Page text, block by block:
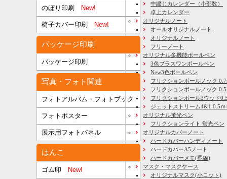
のぼり印刷 New!
椅子カバー印刷 New!
パッケージ印刷
パッケージ印刷
写真・フォト関連
フォトアルバム・フォトブック
フォトポスター
展示用フォトパネル
はんこ
ゴム印 New!
中綴じカレンダー（小部数）
卓上カレンダー
オリジナルノート
オールオリジナルノート
オリジナルノート
フリーノート
オリジナル多機能ボールペン
3色プラスワンボールペン
New3色ボールペン
フリクションボールノック
フリクションボールノック
フリクションボール3ウッド
ジェットストリーム4&1 0.5ｍ
オリジナル蛍光ペン
フリクションライト 蛍光ペン
オリジナルカバーノート
ハードカバーハンディノート
ハードカバーA5ノート
ハードカバーメモ(罫線)
マスク・マスクケース
オリジナルマスク(小ロット)